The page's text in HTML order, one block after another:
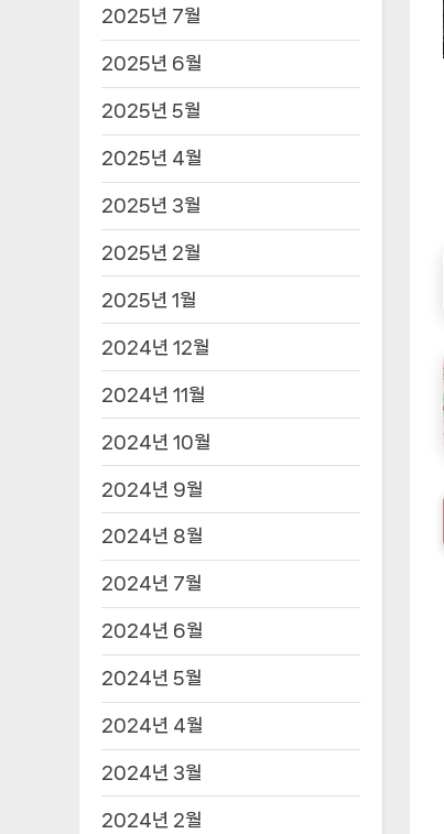
2025년 7월
2025년 6월
2025년 5월
2025년 4월
2025년 3월
2025년 2월
2025년 1월
2024년 12월
2024년 11월
2024년 10월
2024년 9월
2024년 8월
2024년 7월
2024년 6월
2024년 5월
2024년 4월
2024년 3월
2024년 2월